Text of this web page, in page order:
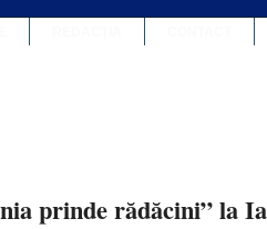
prinde rădăcini” la